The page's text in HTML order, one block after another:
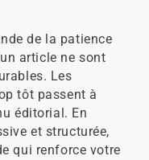
de la patience
article ne sont
Les
tôt passent à
éditorial. En
et structurée,
qui renforce votre